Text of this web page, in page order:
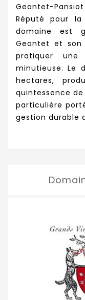
Geantet-
Réputé pour
domaine est
Geantet et son
pratiquer une
minutieuse. Le
hectares,
quintessence
particulière
gestion durable